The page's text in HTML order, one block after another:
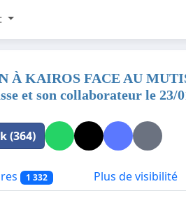
À KAIROS FACE AU
et son collaborateur le 23/
(364)
1 332 Plus de visibilité